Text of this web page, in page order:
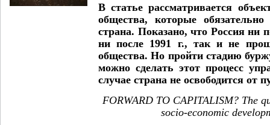
В статье рассматривается
общества, которые
страна. Показано, что Россия ни
ни после 1991 г., так и не
общества. Но пройти стадию
можно сделать этот процесс
случае страна не освободится от
FORWARD TO CAPITALISM? The
socio-economic